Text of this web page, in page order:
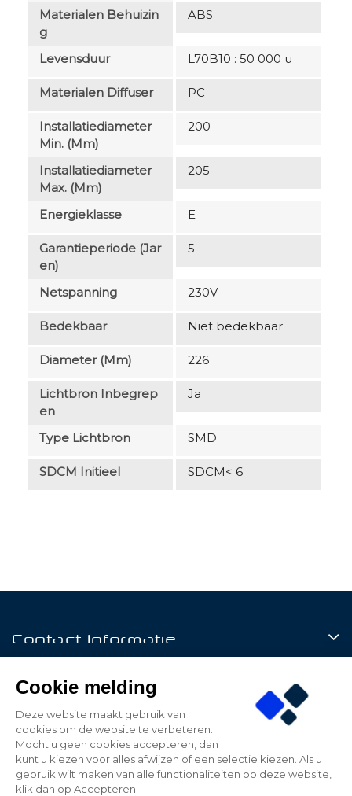
Materialen Behuizin
G
ABS
Levensduur L70B10 : 50 000 u
Materialen Diffuser PC
Installatiediameter
Min. (mm)
200
Installatiediameter
Max. (mm)
205
Energieklasse E
Garantieperiode (jar
En)
5
Netspanning 230V
Bedekbaar Niet bedekbaar
Diameter (mm) 226
Lichtbron Inbegrep
En
Ja
Type Lichtbron SMD
SDCM Initieel SDCM< 6
Contact Informatie
Mijn Account
Cookie melding
Deze website maakt gebruik van
cookies om de website te verbeteren.
Mocht u geen cookies accepteren, dan
kunt u kiezen voor alles afwijzen of een selectie kiezen. Als u
gebruik wilt maken van alle functionaliteiten op deze website,
klik dan op Accepteren.